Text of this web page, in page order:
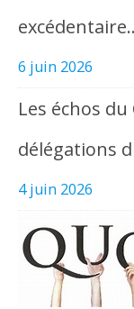
6 juin 2026
Les échos du
délégations
4 juin 2026